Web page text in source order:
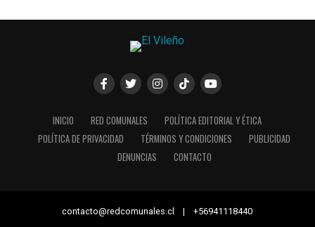
INICIO RED COMUNALES
POLÍTICA EDITORIAL Y ÉTICA
POLÍTICA DE PRIVACIDAD
TÉRMINOS Y CONDICIONES
PUBLICIDAD
DENUNCIAS
CONTACTO
contacto@redcomunales.cl | +56941118440